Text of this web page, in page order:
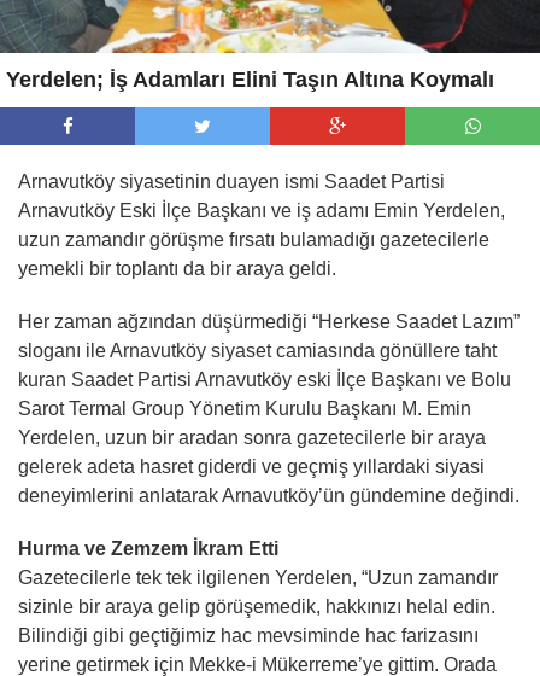
Yerdelen; İş Adamları Elini Taşın Altına Koymalı
Arnavutköy siyasetinin duayen ismi Saadet Partisi
Arnavutköy Eski İlçe Başkanı ve iş adamı Emin Yerdelen,
uzun zamandır görüşme fırsatı bulamadığı gazetecilerle
yemekli bir toplantı da bir araya geldi.
Her zaman ağzından düşürmediği “Herkese Saadet Lazım”
sloganı ile Arnavutköy siyaset camiasında gönüllere taht
kuran Saadet Partisi Arnavutköy eski İlçe Başkanı ve Bolu
Sarot Termal Group Yönetim Kurulu Başkanı M. Emin
Yerdelen, uzun bir aradan sonra gazetecilerle bir araya
gelerek adeta hasret giderdi ve geçmiş yıllardaki siyasi
deneyimlerini anlatarak Arnavutköy’ün gündemine değindi.
Hurma ve Zemzem İkram Etti
Gazetecilerle tek tek ilgilenen Yerdelen, “Uzun zamandır
sizinle bir araya gelip görüşemedik, hakkınızı helal edin.
Bilindiği gibi geçtiğimiz hac mevsiminde hac farizasını
yerine getirmek için Mekke-i Mükerreme’ye gittim. Orada